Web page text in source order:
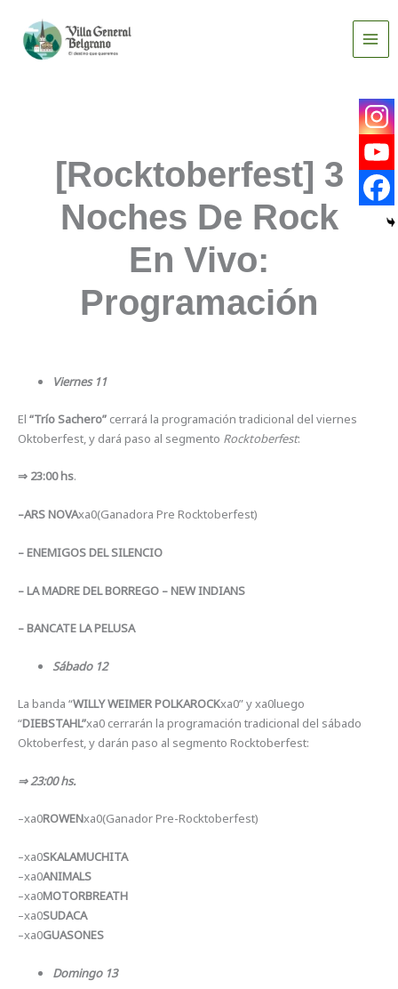
contenido
[Rocktoberfest] 3
Noches De Rock
En Vivo:
Programación
Viernes 11
El“Trío Sachero” cerrará la programación tradicional del viernes
Oktoberfest, y dará paso al segmento Rocktoberfest:
⇒ 23:00 hs.
–ARS NOVAxa0(Ganadora Pre Rocktoberfest)
– ENEMIGOS DEL SILENCIO
– LA MADRE DEL BORREGO – NEW INDIANS
– BANCATE LA PELUSA
Sábado 12
La banda “WILLY WEIMER POLKAROCKxa0” y xa0luego
“DIEBSTAHL”xa0 cerrarán la programación tradicional del sábado
Oktoberfest, y darán paso al segmento Rocktoberfest:
⇒ 23:00 hs.
–xa0ROWENxa0(Ganador Pre-Rocktoberfest)
–xa0SKALAMUCHITA
–xa0ANIMALS
–xa0MOTORBREATH
–xa0SUDACA
–xa0GUASONES
Domingo 13